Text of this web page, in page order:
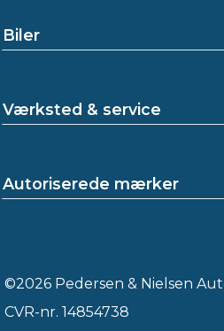
Biler
Værksted & service
Autoriserede mærker
©2026 Pedersen & Nielsen
CVR-nr. 14854738